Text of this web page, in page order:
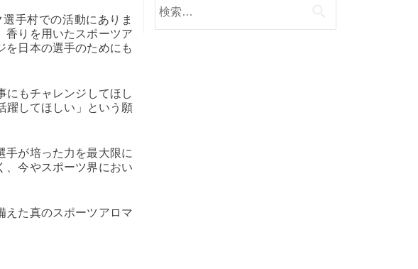
手村での活動にありま
香りを用いたスポーツア
を日本の選手のためにも
にもチャレンジしてほし
躍してほしい」という願
手が培った力を最大限に
、今やスポーツ界におい
えた真のスポーツアロマ
索: